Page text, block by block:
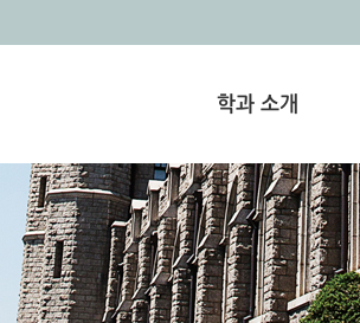
학과 소개